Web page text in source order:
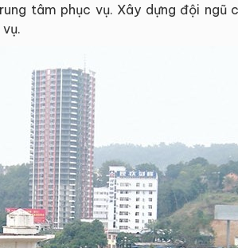
tâm phục vụ. Xây dựng đội ngũ